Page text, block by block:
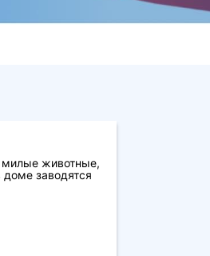
милые животные,
заводятся